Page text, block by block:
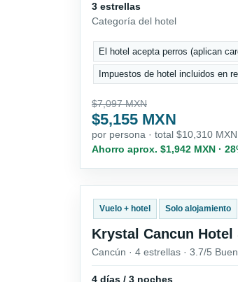
3 estrellas
Categoría del hotel
El hotel acepta perros (aplican
Impuestos de hotel incluidos en
$7,097 MXN
$5,155 MXN
por persona · total $10,310 MXN
Ahorro aprox. $1,942 MXN ·
Vuelo + hotel Solo alojamiento
Krystal Cancun Hotel
Cancún · 4 estrellas · 3.7/5
4 días / 3 noches